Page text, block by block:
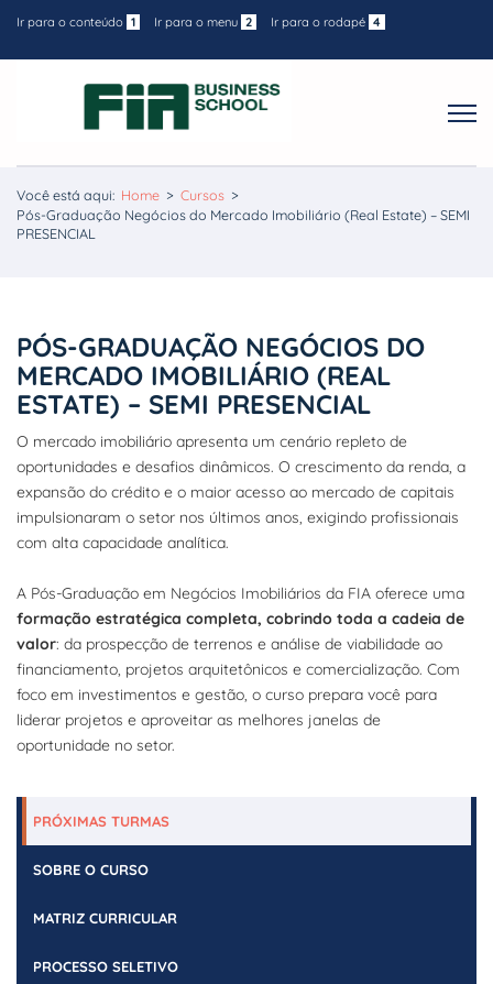
Ir para o conteúdo 1 Ir para o menu 2 Ir para o rodapé 4
Você está aqui: Home > Cursos >
Pós-Graduação Negócios do Mercado Imobiliário (Real Estate) – SEMI
PRESENCIAL
PÓS-GRADUAÇÃO NEGÓCIOS DO
MERCADO IMOBILIÁRIO (REAL
ESTATE) – SEMI PRESENCIAL
O mercado imobiliário apresenta um cenário repleto de
oportunidades e desafios dinâmicos. O crescimento da renda, a
expansão do crédito e o maior acesso ao mercado de capitais
impulsionaram o setor nos últimos anos, exigindo profissionais
com alta capacidade analítica.
A Pós-Graduação em Negócios Imobiliários da FIA oferece uma
formação estratégica completa, cobrindo toda a cadeia de
valor: da prospecção de terrenos e análise de viabilidade ao
financiamento, projetos arquitetônicos e comercialização. Com
foco em investimentos e gestão, o curso prepara você para
liderar projetos e aproveitar as melhores janelas de
oportunidade no setor.
PRÓXIMAS TURMAS
SOBRE O CURSO
MATRIZ CURRICULAR
PROCESSO SELETIVO